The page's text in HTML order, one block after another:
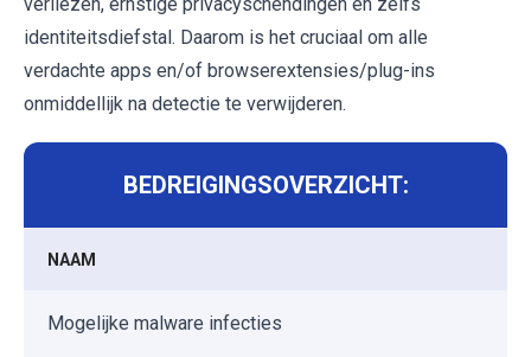
identiteitsdiefstal. Daarom is het cruciaal om alle
verdachte apps en/of browserextensies/plug-ins
onmiddellijk na detectie te verwijderen.
BEDREIGINGSOVERZICHT:
NAAM
Mogelijke malware infecties